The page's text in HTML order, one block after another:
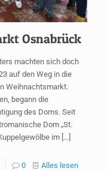
Osnabrück
machten sich doch
auf den Weg in die
Weihnachtsmarkt.
begann die
des Doms. Seit
Dom „St.
im […]
0 Alles lesen